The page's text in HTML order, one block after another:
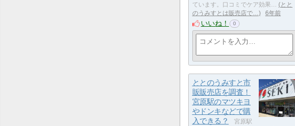
ています。口コミでケア効果…
とと
のうみすとは販売店で…
6年前
いいね！ 0
ととのうみすと市
販販売店を調査！
宮原駅のマツキヨ
やドンキなどで購
入できる？
宮原駅